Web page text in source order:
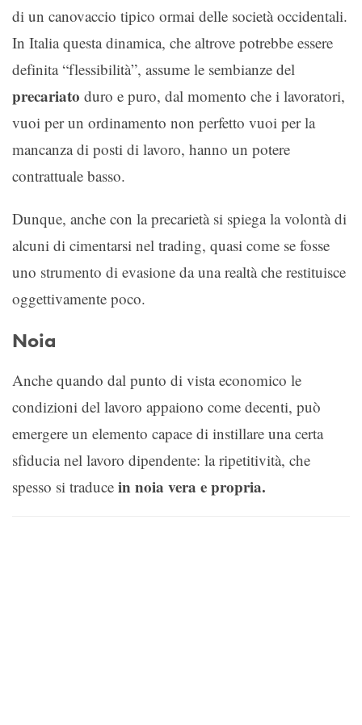
di un canovaccio tipico ormai delle società occidentali.
In Italia questa dinamica, che altrove potrebbe essere
definita “flessibilità”, assume le sembianze del
precariato duro e puro, dal momento che i lavoratori,
vuoi per un ordinamento non perfetto vuoi per la
mancanza di posti di lavoro, hanno un potere
contrattuale basso.
Dunque, anche con la precarietà si spiega la volontà di
alcuni di cimentarsi nel trading, quasi come se fosse
uno strumento di evasione da una realtà che restituisce
oggettivamente poco.
Noia
Anche quando dal punto di vista economico le
condizioni del lavoro appaiono come decenti, può
emergere un elemento capace di instillare una certa
sfiducia nel lavoro dipendente: la ripetitività, che
spesso si traduce in noia vera e propria.